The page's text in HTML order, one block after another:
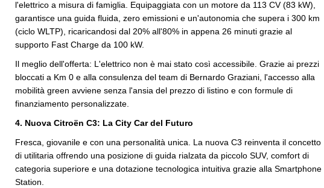
l'elettrico a misura di famiglia. Equipaggiata con un motore da 113 CV (83 kW),
garantisce una guida fluida, zero emissioni e un'autonomia che supera i 300 km
(ciclo WLTP), ricaricandosi dal 20% all'80% in appena 26 minuti grazie al
supporto Fast Charge da 100 kW.
Il meglio dell'offerta: L'elettrico non è mai stato così accessibile. Grazie ai prezzi
bloccati a Km 0 e alla consulenza del team di Bernardo Graziani, l'accesso alla
mobilità green avviene senza l'ansia del prezzo di listino e con formule di
finanziamento personalizzate.
4. Nuova Citroën C3: La City Car del Futuro
Fresca, giovanile e con una personalità unica. La nuova C3 reinventa il concetto
di utilitaria offrendo una posizione di guida rialzata da piccolo SUV, comfort di
categoria superiore e una dotazione tecnologica intuitiva grazie alla Smartphone
Station.